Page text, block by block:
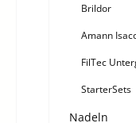
Brildor
Amann
FilTec
StarterSets
Nadeln